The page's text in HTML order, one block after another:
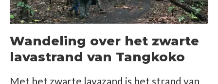
Wandeling over het zwarte
lavastrand van Tangkoko
Met het zwarte lavazand is het strand van